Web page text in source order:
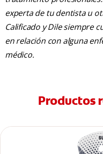
experta de tu dentista u
Calificado y Dile siempre
en relación con alguna
médico.
Productos